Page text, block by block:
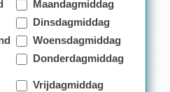
Maandagmiddag
Dinsdagmiddag
Woensdagmiddag
Donderdagmiddag
Vrijdagmiddag